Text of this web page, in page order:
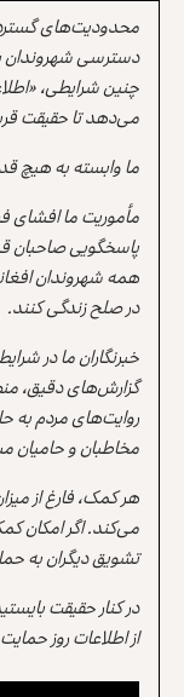
محدودیت‌های
دسترسی شهروندان
چنین شرایطی،
می‌دهد تا حقیقت
ما وابسته به هیچ
مأموریت ما افشای
پاسخگویی صاحبان
همه شهروندان
در صلح زندگی کنند.
خبرنگاران ما در
گزارش‌های دقیق،
روایت‌های مردم به
مخاطبان و
هر کمک، فارغ از
می‌کند. اگر امکان
تشویق دیگران به
در کنار حقیقت
از اطلاعات روز